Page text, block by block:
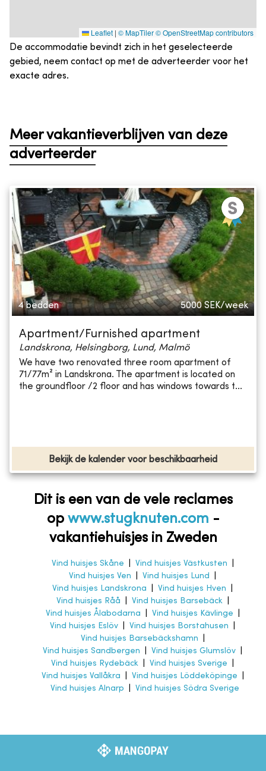
Leaflet | © MapTiler© OpenStreetMap contributors
De accommodatie bevindt zich in het geselecteerde
gebied, neem contact op met de adverteerder voor het
exacte adres.
Meer vakantieverblijven van deze
adverteerder
4 bedden 5000 SEK/week
Apartment/Furnished apartment
Landskrona, Helsingborg, Lund, Malmö
We have two renovated three room apartment of
71/77m² in Landskrona. The apartment is located on
the groundfloor /2 floor and has windows towards t...
Bekijk de kalender voor beschikbaarheid
Dit is een van de vele reclames
op www.stugknuten.com -
vakantiehuisjes in Zweden
Vind huisjes Skåne Vind huisjes Västkusten
Vind huisjes Ven
Vind huisjes Lund
Vind huisjes Landskrona
Vind huisjes Hven
Vind huisjes Råå
Vind huisjes Barsebäck|
Vind huisjes Ålabodarna
Vind huisjes Kävlinge
Vind huisjes Eslöv
Vind huisjes Borstahusen
Vind huisjes Barsebäckshamn
Vind huisjes Sandbergen
Vind huisjes Glumslöv
Vind huisjes Rydebäck
Vind huisjes Sverige
Vind huisjes Vallåkra
Vind huisjes Löddeköpinge
Vind huisjes Alnarp
Vind huisjes Södra Sverige